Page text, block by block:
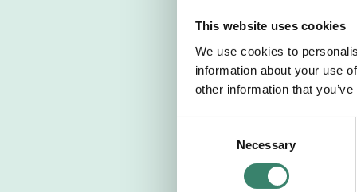
This website uses cookies
We use cookies to
information about your use
other information that
Necessary